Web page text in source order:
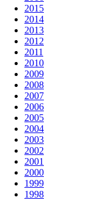
2015
2014
2013
2012
2011
2010
2009
2008
2007
2006
2005
2004
2003
2002
2001
2000
1999
1998